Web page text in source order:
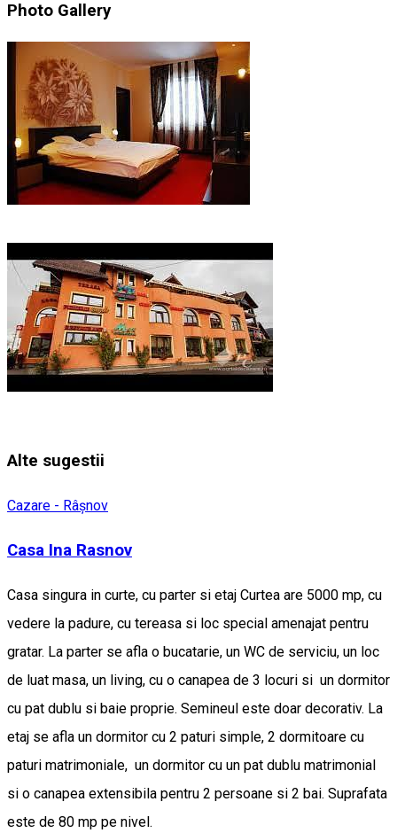
Photo Gallery
Alte sugestii
Cazare - Râșnov
Casa Ina Rasnov
Casa singura in curte, cu parter si etaj Curtea are 5000 mp, cu
vedere la padure, cu tereasa si loc special amenajat pentru
gratar. La parter se afla o bucatarie, un WC de serviciu, un loc
de luat masa, un living, cu o canapea de 3 locuri si un dormitor
cu pat dublu si baie proprie. Semineul este doar decorativ. La
etaj se afla un dormitor cu 2 paturi simple, 2 dormitoare cu
paturi matrimoniale, un dormitor cu un pat dublu matrimonial
si o canapea extensibila pentru 2 persoane si 2 bai. Suprafata
este de 80 mp pe nivel.